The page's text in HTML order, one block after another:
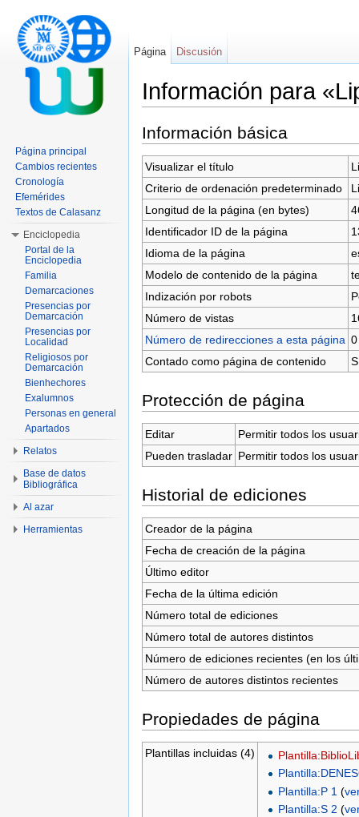
Información para
Información básica
Visualizar el título
Criterio de ordenación predeterminado
Longitud de la página (en bytes)
Identificador ID de la página
Idioma de la página
Modelo de contenido de la página
Indización por robots
Número de vistas
Número de redirecciones a esta página 0
Contado como página de contenido
Protección de página
Editar
Permitir todos los
Pueden trasladar Permitir todos los
Historial de ediciones
Creador de la página
Fecha de creación de la página
Último editor
Fecha de la última edición
Número total de ediciones
Número total de autores distintos
Número de ediciones recientes (en los
Número de autores distintos recientes
Propiedades de página
Plantillas incluidas (4)
Plantilla:P 1 (
Plantilla:S 2 (
Página Discusión
Página principal
Cambios recientes
Cronología
Efemérides
Textos de Calasanz
Enciclopedia
Portal de la
Enciclopedia
Familia
Demarcaciones
Presencias por
Demarcación
Presencias por
Localidad
Religiosos por
Demarcación
Bienhechores
Exalumnos
Personas en general
Apartados
Relatos
Base de datos
Bibliográfica
Al azar
Herramientas